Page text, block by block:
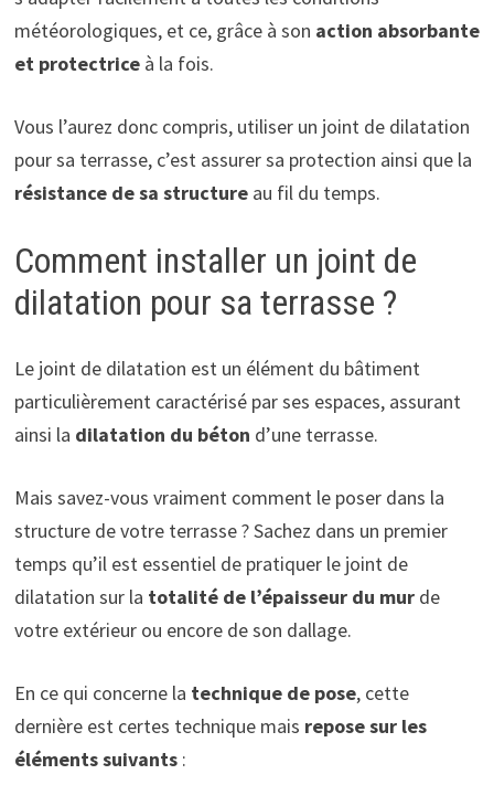
météorologiques, et ce, grâce à son action absorbante
et protectriceà la fois.
Vous l’aurez donc compris, utiliser un joint de dilatation
pour sa terrasse, c’est assurer sa protection ainsi que la
résistance de sa structure au fil du temps.
Comment installer un joint de
dilatation pour sa terrasse ?
Le joint de dilatation est un élément du bâtiment
particulièrement caractérisé par ses espaces, assurant
ainsi la dilatation du béton d’une terrasse.
Mais savez-vous vraiment comment le poser dans la
structure de votre terrasse ? Sachez dans un premier
temps qu’il est essentiel de pratiquer le joint de
dilatation sur la totalité de l’épaisseur du mur de
votre extérieur ou encore de son dallage.
En ce qui concerne la technique de pose, cette
dernière est certes technique mais repose sur les
éléments suivants: